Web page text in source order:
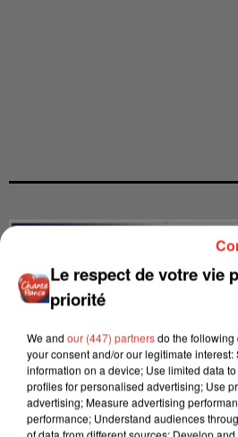
Le respect de votre vie
priorité
We and our (447) partnersdo the following
your consent and/or our legitimate interest:
information on a device; Use limited data
profiles for personalised advertising; Use
advertising; Measure advertising
performance; Understand audiences
of data from different sources; Develop